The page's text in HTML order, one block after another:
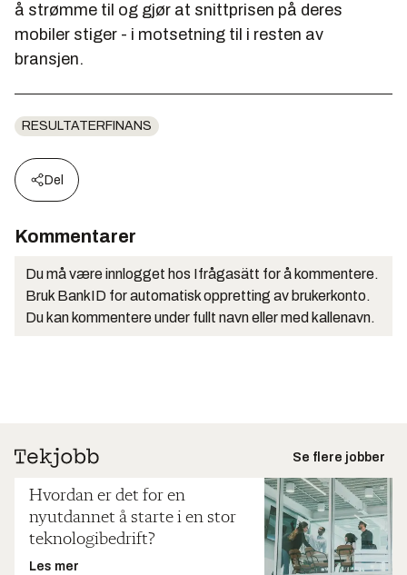
å strømme til og gjør at snittprisen på deres
mobiler stiger - i motsetning til i resten av
bransjen.
RESULTATERFINANS
Del
Kommentarer
Du må være innlogget hos Ifrågasätt for å kommentere.
Bruk BankID for automatisk oppretting av brukerkonto.
Du kan kommentere under fullt navn eller med kallenavn.
Se flere jobber
Hvordan er det for en
nyutdannet å starte i en stor
teknologibedrift?
Les mer